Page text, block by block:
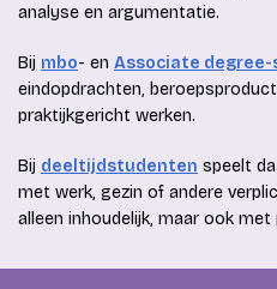
analyse en argumentatie.
Bij mbo- en Associate
eindopdrachten,
praktijkgericht werken.
Bij deeltijdstudenten speelt
met werk, gezin of andere
alleen inhoudelijk, maar ook